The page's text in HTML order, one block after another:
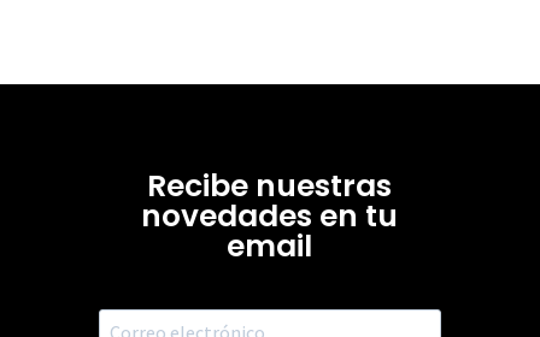
Recibe nuestras
novedades en tu
email